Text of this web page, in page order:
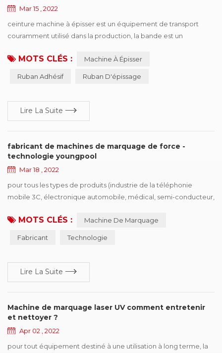
Mar 15 , 2022
ceinture machine à épisser est un équipement de transport
couramment utilisé dans la production, la bande est un
chères, une fois le ruban apparaît sous diverses formes de
production. cet article résume six types de formes courantes de
MOTS CLÉS : Machine À Épisser
Ruban Adhésif Ruban D'épissage
Lire La Suite
fabricant de machines de marquage de force -
technologie youngpool
Mar 18 , 2022
pour tous les types de produits (industrie de la téléphonie
mobile 3C, électronique automobile, médical, semi-conducteur,
acheter des pilotes de dispositifs d'identification, le premier
seconde est d'améliorer la compétitivité des produits, gagner
MOTS CLÉS : Machine De Marquage
Fabricant Technologie
Lire La Suite
Machine de marquage laser UV comment entretenir
et nettoyer ?
Apr 02 , 2022
pour tout équipement destiné à une utilisation à long terme, la